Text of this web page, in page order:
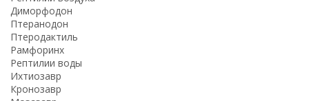
Диморфодон
Птеранодон
Птеродактиль
Рамфоринх
Рептилии воды
Ихтиозавр
Кронозавр